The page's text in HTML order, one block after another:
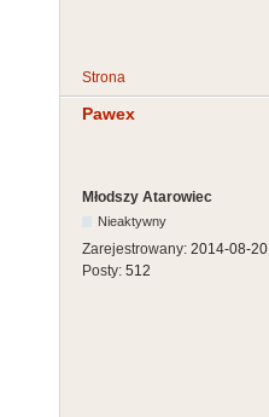
Strona
Pawex
Młodszy Atarowiec
Nieaktywny
Zarejestrowany: 2014-08-20
Posty: 512